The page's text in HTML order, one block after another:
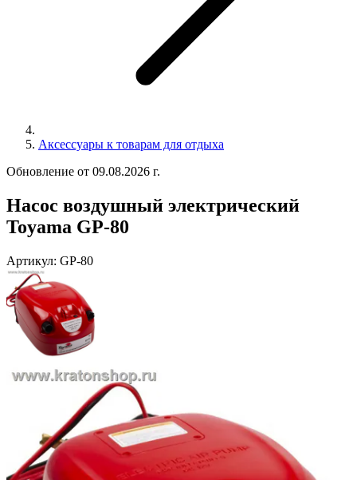
Аксессуары к товарам для отдыха
Обновление от 09.08.2026 г.
Насос воздушный электрический
Toyama GP-80
Артикул: GP-80